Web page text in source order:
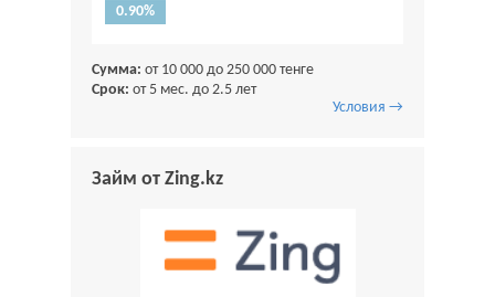
0.90%
Сумма: от 10 000 до 250 000 тенге
Срок: от 5 мес. до 2.5 лет
Условия →
Займ от Zing.kz